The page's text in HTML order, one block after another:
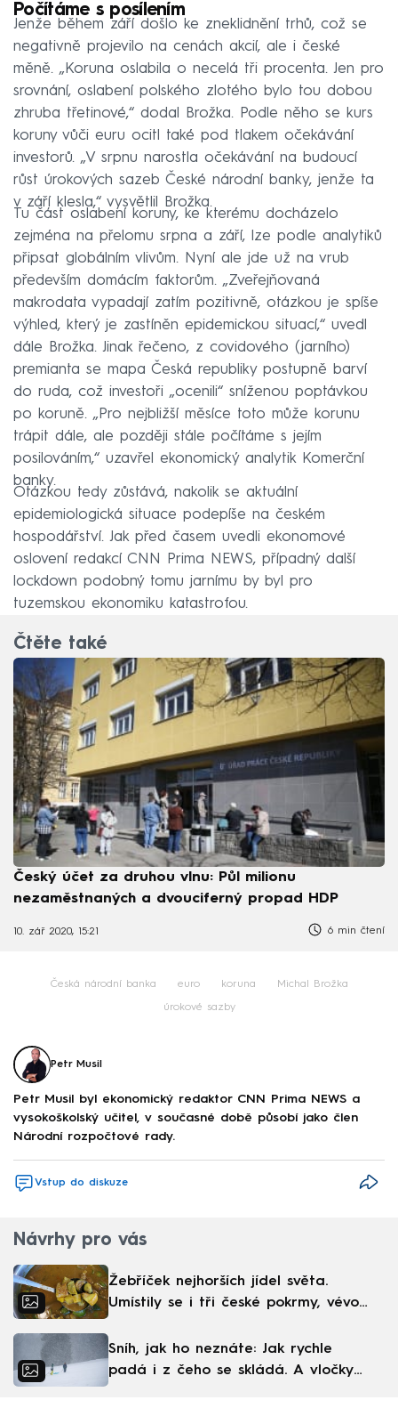
Počítáme s posílením
Jenže během září došlo ke zneklidnění trhů, což se
negativně projevilo na cenách akcií, ale i české
měně. „Koruna oslabila o necelá tři procenta. Jen pro
srovnání, oslabení polského zlotého bylo tou dobou
zhruba třetinové,“ dodal Brožka. Podle něho se kurs
koruny vůči euru ocitl také pod tlakem očekávání
investorů. „V srpnu narostla očekávání na budoucí
růst úrokových sazeb České národní banky, jenže ta
v září klesla,“ vysvětlil Brožka.
Tu část oslabení koruny, ke kterému docházelo
zejména na přelomu srpna a září, lze podle analytiků
připsat globálním vlivům. Nyní ale jde už na vrub
především domácím faktorům. „Zveřejňovaná
makrodata vypadají zatím pozitivně, otázkou je spíše
výhled, který je zastíněn epidemickou situací,“ uvedl
dále Brožka. Jinak řečeno, z covidového (jarního)
premianta se mapa Česká republiky postupně barví
do ruda, což investoři „ocenili“ sníženou poptávkou
po koruně. „Pro nejbližší měsíce toto může korunu
trápit dále, ale později stále počítáme s jejím
posilováním,“ uzavřel ekonomický analytik Komerční
banky.
Otázkou tedy zůstává, nakolik se aktuální
epidemiologická situace podepíše na českém
hospodářství. Jak před časem uvedli ekonomové
oslovení redakcí CNN Prima NEWS, případný další
lockdown podobný tomu jarnímu by byl pro
tuzemskou ekonomiku katastrofou.
Čtěte také
Český účet za druhou vlnu: Půl milionu
nezaměstnaných a dvouciferný propad HDP
10. zář 2020, 15:21 6 min čtení
Česká národní banka euro koruna Michal Brožka
úrokové sazby
Petr Musil
Petr Musil byl ekonomický redaktor CNN Prima NEWS a
vysokoškolský učitel, v současné době působí jako člen
Národní rozpočtové rady.
Vstup do diskuze
Návrhy pro vás
Žebříček nejhorších jídel světa.
Umístily se i tři české pokrmy, vévodí
Sníh, jak ho neznáte: Jak rychle
padá i z čeho se skládá. A vločky